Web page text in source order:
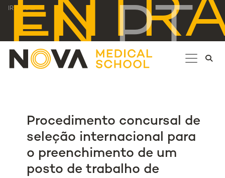
IR PARA...
EN PT
Procedimento concursal de
seleção internacional para
o preenchimento de um
posto de trabalho de